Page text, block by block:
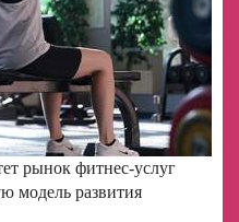
рынок фитнес-услуг
модель развития